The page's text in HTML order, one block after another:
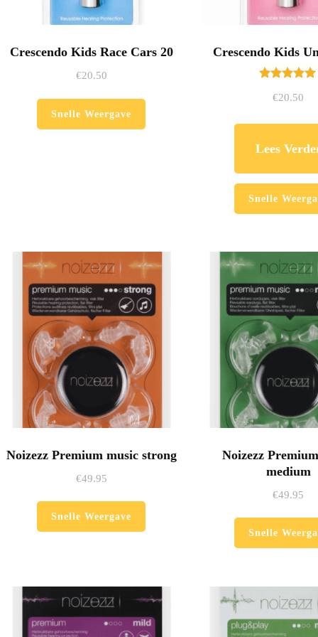
Crescendo Kids Race Cars 20
€20.50
Snelle Weergave
Crescendo Kids
5.00
€20.50
Lees
Snelle
Noizezz Premium music strong
€49.95
Snelle Weergave
Noizezz
medium
€49.95
Snelle